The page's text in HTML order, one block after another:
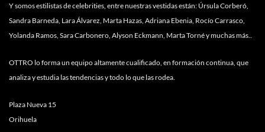
Y somos estilistas de celebrities, entre nuestras vestidas están: Úrsula Corberó,
Sandra Barneda, Lara Álvarez, Marta Hazas, Adriana Ebenia, Rocío Carrasco,
Yolanda Ramos, Sara Carbonero, Alyson Eckmann, Marta Torné y muchas más..
OTTRO lo forma un equipo altamente cualificado, en formación continua, que
analiza y estudia las tendencias y todo lo que las rodea.
Plaza Nueva 15
Orihuela